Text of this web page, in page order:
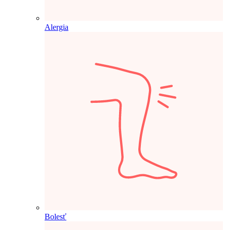
Alergia
Bolesť